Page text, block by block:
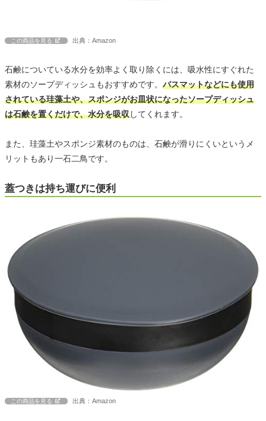
この商品を見る 出典：Amazon
石鹸についている水分を効率よく取り除くには、吸水性にすぐれた
素材のソープディッシュもおすすめです。 バスマットなどにも使用
されている珪藻土や、スポンジがお皿状になったソープディッシュ
は石鹸を置くだけで、水分を吸収してくれます。
また、珪藻土やスポンジ素材のものは、石鹸が滑りにくいというメ
リットもあり一石二鳥です。
蓋つきは持ち運びに便利
この商品を見る 出典：Amazon